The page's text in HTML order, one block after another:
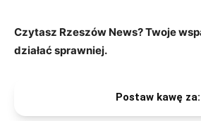
Czytasz Rzeszów News? Twoje
działać sprawniej.
Postaw kawę za: